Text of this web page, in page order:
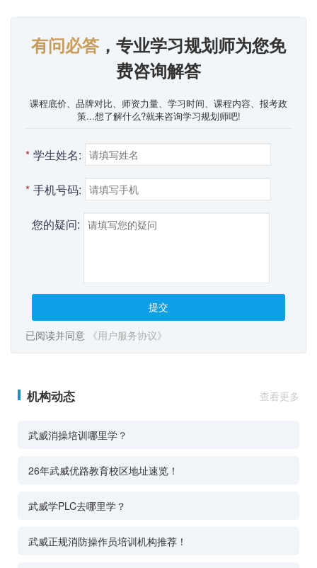
有问必答，专业学习规划师为您免
费咨询解答
课程底价、品牌对比、师资力量、学习时间、课程内容、报考政
策...想了解什么?就来咨询学习规划师吧!
* 学生姓名:
* 手机号码:
您的疑问:
提交
已阅读并同意 《用户服务协议》
机构动态 查看更多
武威消操培训哪里学？
26年武威优路教育校区地址速览！
武威学PLC去哪里学？
武威正规消防操作员培训机构推荐！